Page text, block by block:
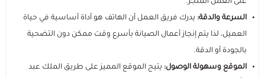
على العمل المنجز.
السرعة والدقة:يدرك فريق العمل أن الهاتف هو أداة أساسية في حياة
العميل، لذا يتم إنجاز أعمال الصيانة بأسرع وقت ممكن دون التضحية
بالجودة أو الدقة.
الموقع وسهولة الوصول:يتيح الموقع المميز على طريق الملك عبد